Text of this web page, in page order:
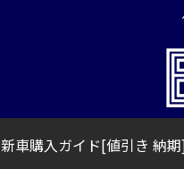
新車購入ガイド[値引き 納